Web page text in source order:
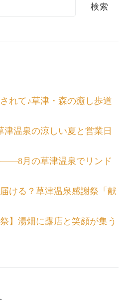
検索
れて♪草津・森の癒し歩道
津温泉の涼しい夏と営業日
月の草津温泉でリンド
ける？草津温泉感謝祭「献
】湯畑に露店と笑顔が集う